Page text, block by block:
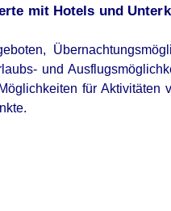
mit Hotels und
und
für Aktivitäten